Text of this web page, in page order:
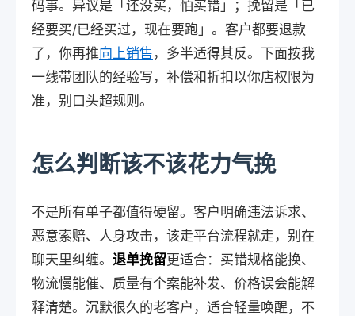
码事。异议是「还没买，怕买错」；挽留是「已
经要买/已经买过，现在要跑」。客户都要退款
了，你再推向上销售 ，多半适得其反。下面按我
一线带团队的经验写，补偿和折扣以你店权限为
准，别口头超规则。
怎么判断该不该花力气挽
不是所有单子都值得硬留。客户明确违法诉求、
恶意索赔、人身攻击，该走平台流程就走，别在
聊天里纠缠。 退单挽留更适合：买错规格能换、
物流慢能催、质量有个案能补发、价格误会能解
释清楚。沉默很久的老客户，适合轻量唤醒，不